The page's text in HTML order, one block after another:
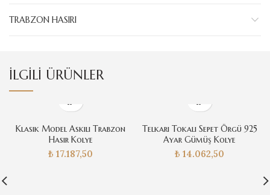
TRABZON HASIRI
İLGILI ÜRÜNLER
Klasik Model Askılı Trabzon
Hasır Kolye
₺ 17.187,50
Telkari Tokalı Sepet Örgü 925
Ayar Gümüş Kolye
₺ 14.062,50